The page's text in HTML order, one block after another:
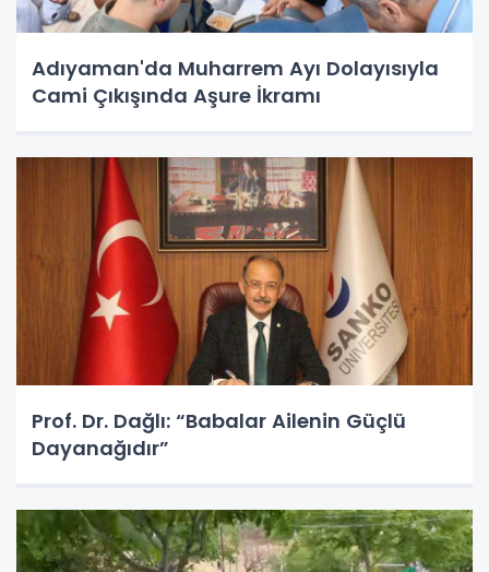
Adıyaman'da Muharrem Ayı Dolayısıyla
Cami Çıkışında Aşure İkramı
Prof. Dr. Dağlı: “Babalar Ailenin Güçlü
Dayanağıdır”